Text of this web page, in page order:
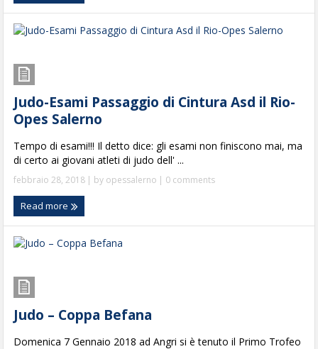
Judo-Esami Passaggio di Cintura Asd il Rio-
Opes Salerno
Tempo di esami!!! Il detto dice: gli esami non finiscono mai, ma
di certo ai giovani atleti di judo dell' ...
febbraio 28, 2018 | by opessalerno | 0 comments
Read more
Judo – Coppa Befana
Domenica 7 Gennaio 2018 ad Angri si è tenuto il Primo Trofeo